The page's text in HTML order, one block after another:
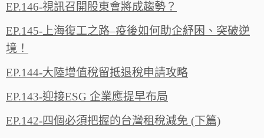
EP.146-視訊召開股東會將成趨勢？
EP.145-上海復工之路–疫後如何助企紓困、突破逆
境！
EP.144-大陸增值稅留抵退稅申請攻略
EP.143-迎接ESG 企業應提早布局
EP.142-四個必須把握的台灣租稅減免 (下篇)